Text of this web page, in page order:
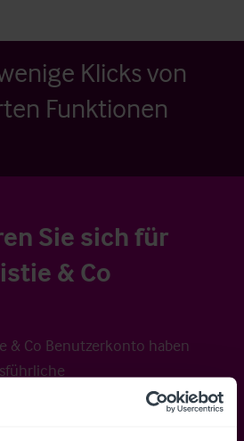
Klicks von
Funktionen
Sie sich für
& Co
& Co Benutzerkonto haben
erweiterte Suche über